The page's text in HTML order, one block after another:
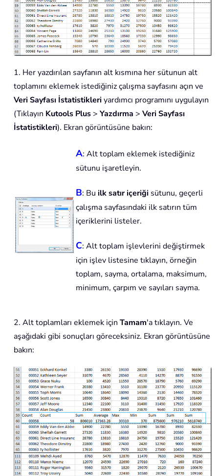
1. Her yazdırılan sayfanın alt kısmına her sütunun alt
toplamını eklemek istediğiniz çalışma sayfasını açın ve
Veri Sayfası İstatistikleri yardımcı programını uygulayın
(Tıklayın Kutools Plus > Yazdırma > Veri Sayfası
İstatistikleri). Ekran görüntüsüne bakın:
A: Alt toplam eklemek istediğiniz
sütunu işaretleyin.
B: Bu ilk satır içeriği sütunu, geçerli
çalışma sayfasındaki ilk satırın tüm
içeriklerini listeler.
C: Alt toplam işlevlerini değiştirmek
için işlev listesine tıklayın, örneğin
toplam, sayma, ortalama, maksimum,
minimum, çarpım ve sayıları sayma.
2. Alt toplamları eklemek için Tamam'a tıklayın. Ve
aşağıdaki gibi sonuçları göreceksiniz. Ekran görüntüsüne
bakın: